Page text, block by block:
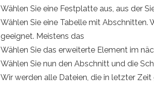
Wählen Sie eine Festplatte aus, aus der
Wählen Sie eine Tabelle mit Abschnitten.
geeignet. Meistens das
Wählen Sie das erweiterte Element im
Wählen Sie nun den Abschnitt und die
Wir werden alle Dateien, die in letzter